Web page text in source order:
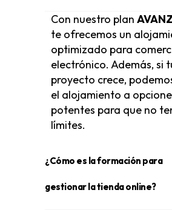
Con nuestro plan
te ofrecemos un
optimizado para
electrónico. Además, si
proyecto crece,
el alojamiento a
potentes para que no
límites.
¿Cómo es la formación para
gestionar la tienda online?